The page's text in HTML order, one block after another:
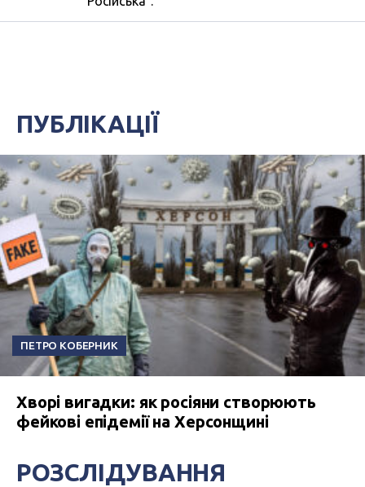
ПУБЛІКАЦІЇ
ПЕТРО КОБЕРНИК
Хворі вигадки: як росіяни створюють
фейкові епідемії на Херсонщині
РОЗСЛІДУВАННЯ